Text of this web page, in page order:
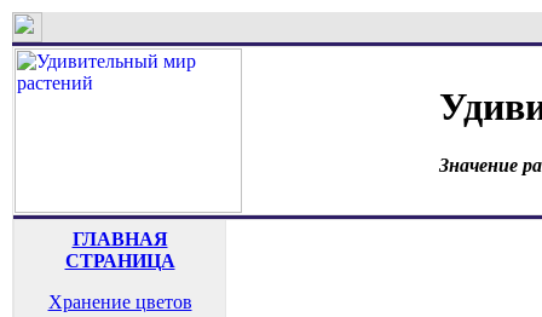
Значение
ГЛАВНАЯ
СТРАНИЦА
Хранение цветов